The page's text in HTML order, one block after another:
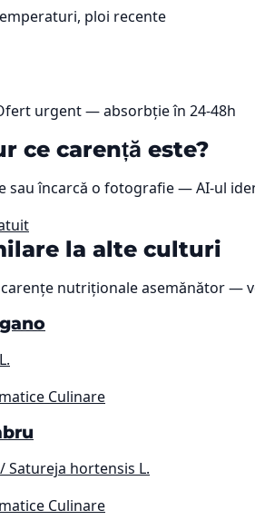
ploi recente
urgent — absorbție în 24-48h
ce carență este?
sau încarcă o fotografie — AI-ul
la alte culturi
nutriționale asemănător —
Culinare
Satureja hortensis L.
Culinare